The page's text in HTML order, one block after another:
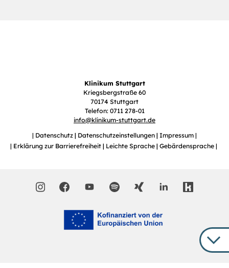
Klinikum Stuttgart
Kriegsbergstraße 60
70174 Stuttgart
Telefon: 0711 278-01
info@klinikum-stuttgart.de
Datenschutz
Datenschutzeinstellungen
Impressum
Erklärung zur Barrierefreiheit
Leichte Sprache Gebärdensprache